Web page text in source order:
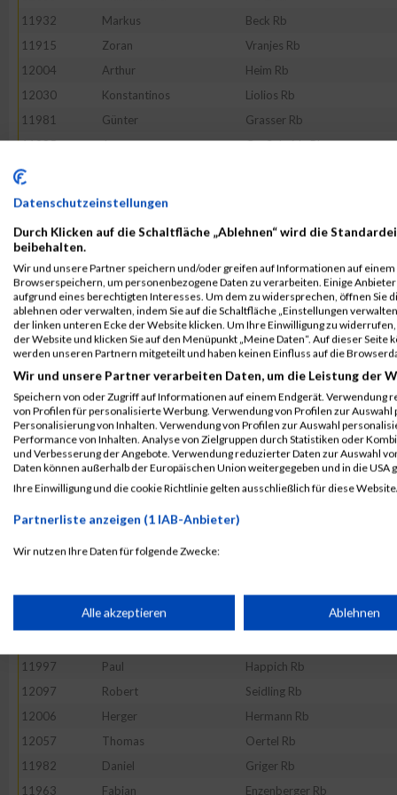
11932
Markus Beck Rb
11915
Zoran Vranjes Rb
12004
Arthur Heim Rb
12030
Konstantinos Liolios Rb
11981
Günter Grasser Rb
11985
Jonas Großeheide Rb
12113
11952
12036
Michael Marder Rb
52143
Thomas Wechsler
11934
Niko Berberich Rb
12005
Dominik Herbst Rb
12082
Marco Russo Rb
11923
Klaus Artelt Rb
11992
Marius Haesler Dc
11911
Maximilian Reinhard Rb
12022
Thomas Kobr Rb
12061
Matthias Peine Rb
12085
Stefan
12137
Jürgen Zeiner Rb
Süleyman
11997
Paul Happich Rb
12097
Robert Seidling Rb
12006
Herger Hermann Rb
12057
Thomas Oertel Rb
11982
Daniel Griger Rb
11963
Fabian Enzenberger Rb
Datenschutzeinstellungen
Durch Klicken auf die Schaltfläche „Ablehnen“ wird die
beibehalten.
Wir und unsere Partner speichern und/oder greifen auf Informationen auf einem
Browserspeichern, um personenbezogene Daten zu verarbeiten. Einige
aufgrund eines berechtigten Interesses. Um dem zu widersprechen, öffnen Sie
ablehnen oder verwalten, indem Sie auf die Schaltfläche „Einstellungen
der linken unteren Ecke der Website klicken. Um Ihre Einwilligung zu
der Website und klicken Sie auf den Menüpunkt „Meine Daten“. Auf dieser
werden unseren Partnern mitgeteilt und haben keinen Einfluss auf die
Wir und unsere Partner verarbeiten Daten, um die Leistung der
Speichern von oder Zugriff auf Informationen auf einem Endgerät. Verwendung
von Profilen für personalisierte Werbung. Verwendung von Profilen zur
Personalisierung von Inhalten. Verwendung von Profilen zur Auswahl
Performance von Inhalten. Analyse von Zielgruppen durch Statistiken oder
und Verbesserung der Angebote. Verwendung reduzierter Daten zur Auswahl
Daten können außerhalb der Europäischen Union weitergegeben und in die USA
Ihre Einwilligung und die cookie Richtlinie gelten ausschließlich für diese
Partnerliste anzeigen (1 IAB-Anbieter)
Wir nutzen Ihre Daten für folgende Zwecke:
Speichern von oder Zugriff auf Informationen auf einem
Verwendung reduzierter Daten zur Auswahl von Werbeanzeigen
Erstellung von Profilen für personalisierte Werbung
Verwendung von Profilen zur Auswahl personalisierter Werbung
Alle akzeptieren Ablehnen